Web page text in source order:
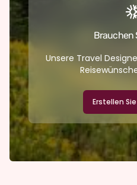
Brauchen
Unsere Travel
Erstellen